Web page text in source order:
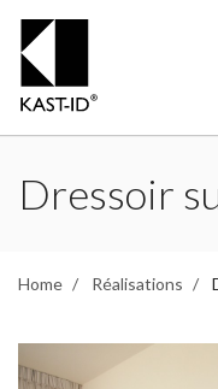
Dressoir
Home Réalisations